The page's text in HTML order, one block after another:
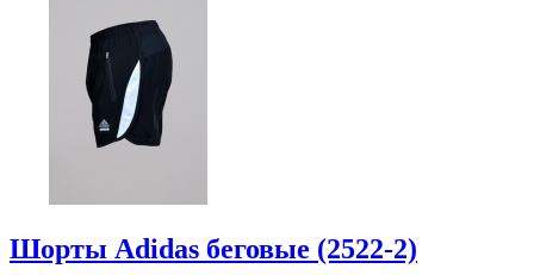
Шорты Adidas беговые (2522-2)